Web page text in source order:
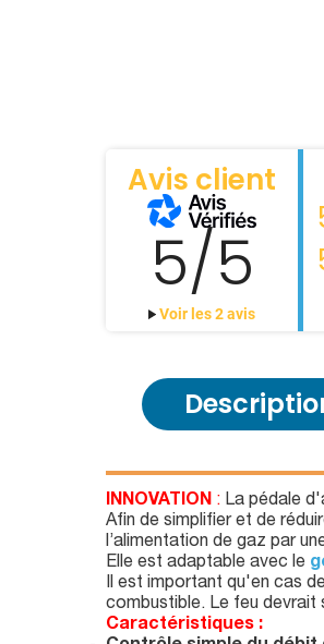
Avis client
5/5
Voir les 2 avis
INNOVATION : La pédale
Afin de simplifier et de
l’alimentation de gaz par
Elle est adaptable avec le
Il est important qu'en cas
combustible. Le feu devrait
Caractéristiques :